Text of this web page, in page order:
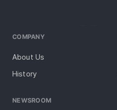
COMPANY
About Us
History
NEWSROOM